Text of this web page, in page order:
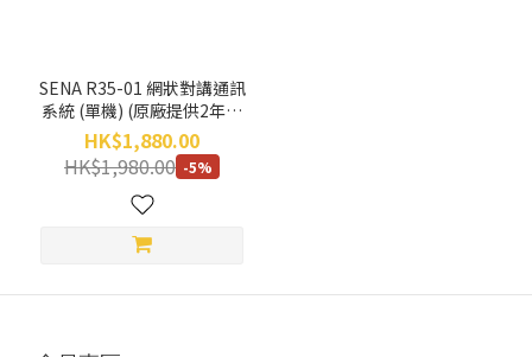
SENA R35-01 網狀對講通訊
系統 (單機) (原廠提供2年保
用)
HK$1,880.00
HK$1,980.00 -5%